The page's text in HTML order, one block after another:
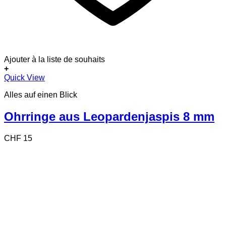
Ajouter à la liste de souhaits
+
Quick View
Alles auf einen Blick
Ohrringe aus Leopardenjaspis 8 mm
CHF 15